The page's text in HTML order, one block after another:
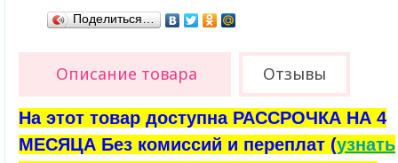
Поделиться…
Описание товара Отзывы
На этот товар доступна РАССРОЧКА НА 4
МЕСЯЦА Без комиссий и переплат (узнать